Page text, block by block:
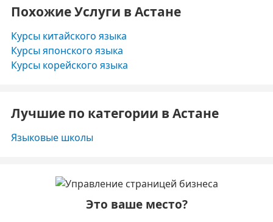
Похожие Услуги в Астане
Курсы китайского языка
Курсы японского языка
Курсы корейского языка
Лучшие по категории в Астане
Языковые школы
Это ваше место?